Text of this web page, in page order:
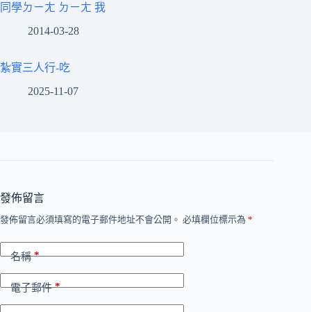
同學ㄉㄧㄤ ㄉㄧㄤ 我
2014-03-28
紮實三人行-吃
2025-11-07
發佈留言
發佈留言必須填寫的電子郵件地址不會公開。 必填欄位標示為 *
名稱*
電子郵件*